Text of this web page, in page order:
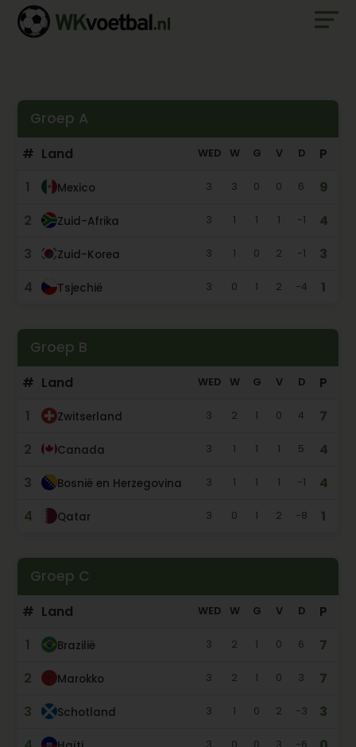
Groep A
# Land WED W G V D
P
1
Mexico 3 3 0 0 6
9
2
Zuid-Afrika 3 1 1 1 -1
4
3
Zuid-Korea 3 1 0 2 -1
3
4
Tsjechië 3 0 1 2 -4 1
Groep B
# Land WED W G V D
P
1
Zwitserland 3 2 1 0 4
7
2
Canada 3 1 1 1 5
4
3
Bosnië en Herzegovina 3 1 1 1 -1
4
4
Qatar 3 0 1 2 -8 1
Groep C
# Land WED W G V D
P
1
Brazilië 3 2 1 0 6
7
2
Marokko 3 2 1 0 3
7
3
Schotland 3 1 0 2 -3
3
3 0 0 3 -6